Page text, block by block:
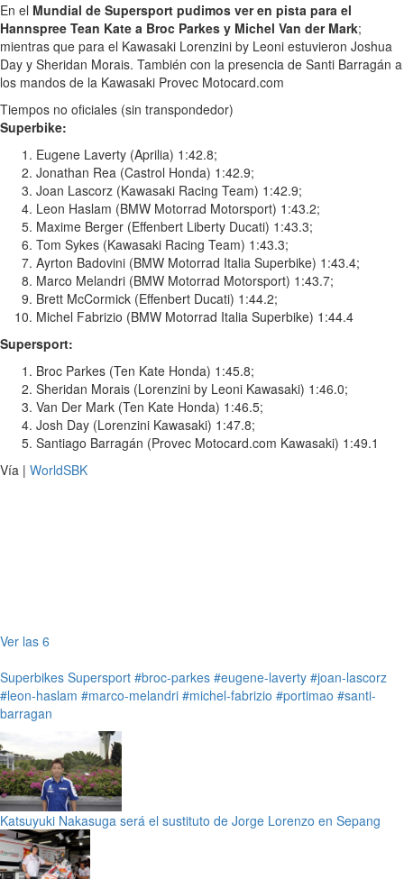
En el Mundial de Supersport pudimos ver en pista para el
Hannspree Tean Kate a Broc Parkes y Michel Van der Mark;
mientras que para el Kawasaki Lorenzini by Leoni estuvieron Joshua
Day y Sheridan Morais. También con la presencia de Santi Barragán a
los mandos de la Kawasaki Provec Motocard.com
Tiempos no oficiales (sin transpondedor)
Superbike:
Eugene Laverty (Aprilia) 1:42.8;
Jonathan Rea (Castrol Honda) 1:42.9;
Joan Lascorz (Kawasaki Racing Team) 1:42.9;
Leon Haslam (BMW Motorrad Motorsport) 1:43.2;
Maxime Berger (Effenbert Liberty Ducati) 1:43.3;
Tom Sykes (Kawasaki Racing Team) 1:43.3;
Ayrton Badovini (BMW Motorrad Italia Superbike) 1:43.4;
Marco Melandri (BMW Motorrad Motorsport) 1:43.7;
Brett McCormick (Effenbert Ducati) 1:44.2;
Michel Fabrizio (BMW Motorrad Italia Superbike) 1:44.4
Supersport:
Broc Parkes (Ten Kate Honda) 1:45.8;
Sheridan Morais (Lorenzini by Leoni Kawasaki) 1:46.0;
Van Der Mark (Ten Kate Honda) 1:46.5;
Josh Day (Lorenzini Kawasaki) 1:47.8;
Santiago Barragán (Provec Motocard.com Kawasaki) 1:49.1
Vía | WorldSBK
Ver las 6
Superbikes Supersport #broc-parkes #eugene-laverty #joan-lascorz
#leon-haslam #marco-melandri #michel-fabrizio #portimao #santi-
barragan
Katsuyuki Nakasuga será el sustituto de Jorge Lorenzo en Sepang